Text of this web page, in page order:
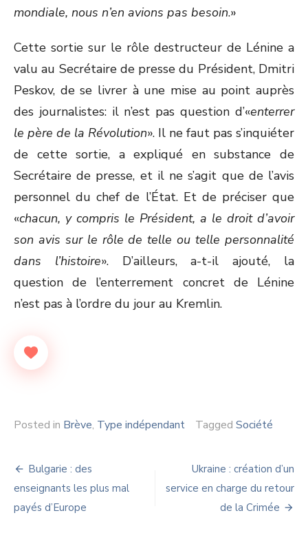
mondiale, nous n’en avions pas besoin.»
Cette sortie sur le rôle destructeur de Lénine a
valu au Secrétaire de presse du Président, Dmitri
Peskov, de se livrer à une mise au point auprès
des journalistes: il n’est pas question d’«enterrer
le père de la Révolution». Il ne faut pas s’inquiéter
de cette sortie, a expliqué en substance de
Secrétaire de presse, et il ne s’agit que de l’avis
personnel du chef de l’État. Et de préciser que
«chacun, y compris le Président, a le droit d’avoir
son avis sur le rôle de telle ou telle personnalité
dans l’histoire». D’ailleurs, a-t-il ajouté, la
question de l’enterrement concret de Lénine
n’est pas à l’ordre du jour au Kremlin.
Posted in Brève, Type indépendant Tagged Société
Navigation
de
l’article
Bulgarie : des
enseignants les plus mal
payés d’Europe
Ukraine : création d’un
service en charge du retour
de la Crimée